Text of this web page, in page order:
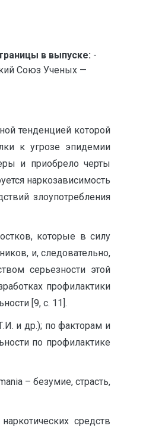
в выпуске: -
Союз Ученых —
тенденцией которой
к угрозе эпидемии
и приобрело черты
наркозависимость
злоупотребления
которые в силу
и, следовательно,
серьезности этой
профилактики
[9, с. 11].
и др.); по факторам и
по профилактике
– безумие, страсть,
средств